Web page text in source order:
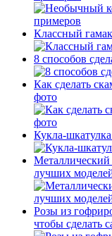
Классный
8 способов
Как сделать
фото
Кукла-
лучших
Розы из
чтобы сделать